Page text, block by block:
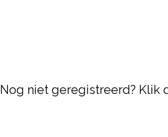
Nog niet geregistreerd? Klik